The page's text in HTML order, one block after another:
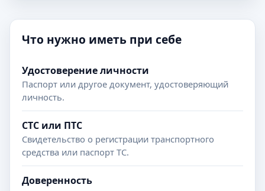
Что нужно иметь при себе
Удостоверение личности
Паспорт или другое документ, удостоверяющий
личность.
СТС или ПТС
Свидетельство о регистрации транспортного
средства или паспорт ТС.
Доверенность